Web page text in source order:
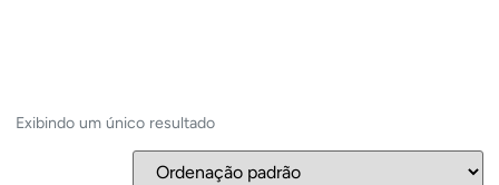
Exibindo um único resultado